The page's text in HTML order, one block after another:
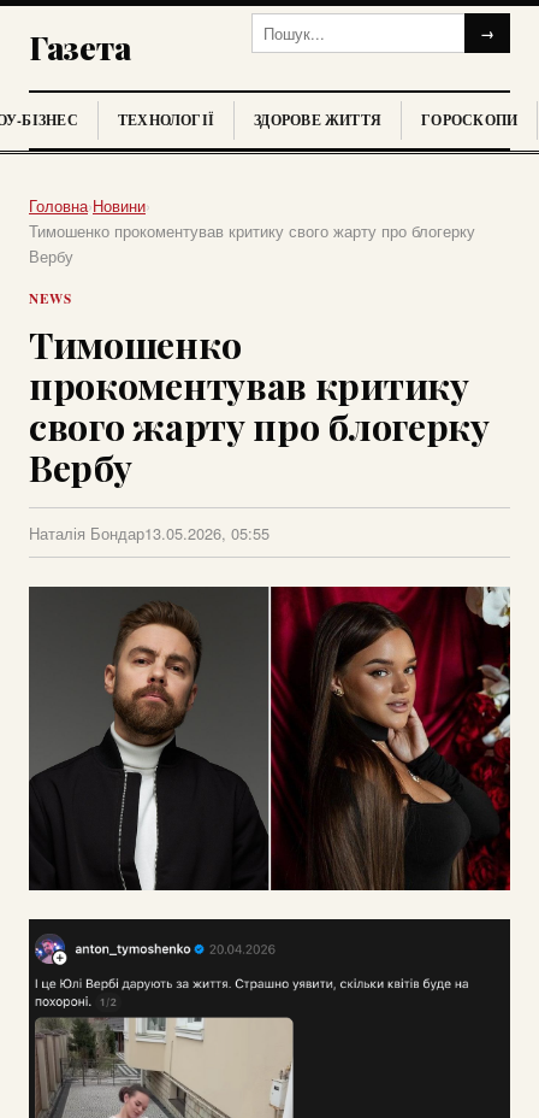
Газета →
БІЗНЕС ТЕХНОЛОГІЇ ЗДОРОВЕ ЖИТТЯ ГОРОСКОПИ
Головна›Новини›
Тимошенко прокоментував критику свого жарту про блогерку
Вербу
NEWS
Тимошенко
прокоментував критику
свого жарту про блогерку
Вербу
Наталія Бондар13.05.2026, 05:55